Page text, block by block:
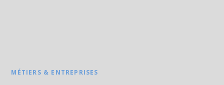
MÉTIERS & ENTREPRISES